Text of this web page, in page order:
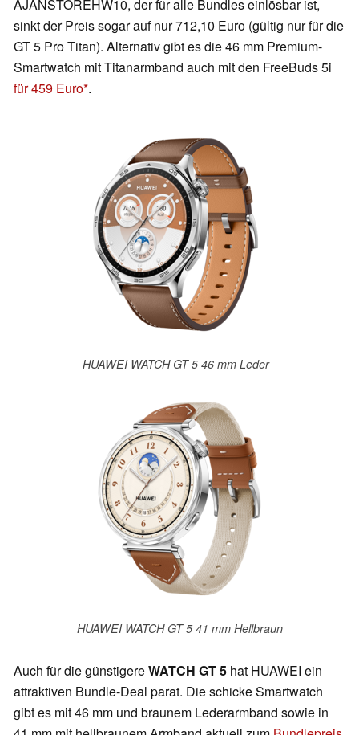
AJANSTOREHW10, der für alle Bundles einlösbar ist,
sinkt der Preis sogar auf nur 712,10 Euro (gültig nur für die
GT 5 Pro Titan). Alternativ gibt es die 46 mm Premium-
Smartwatch mit Titanarmband auch mit den FreeBuds 5i
für 459 Euro .
HUAWEI WATCH GT 5 46 mm Leder
HUAWEI WATCH GT 5 41 mm Hellbraun
Auch für die günstigereWATCH GT 5 hat HUAWEI ein
attraktiven Bundle-Deal parat. Die schicke Smartwatch
gibt es mit 46 mm und braunem Lederarmband sowie in